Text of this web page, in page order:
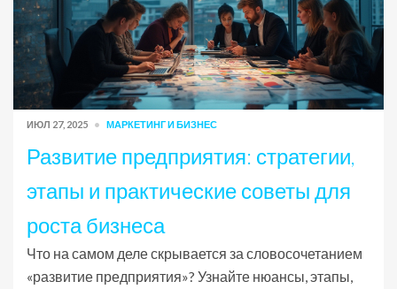
ИЮЛ 27, 2025 МАРКЕТИНГ И БИЗНЕС
Развитие предприятия: стратегии,
этапы и практические советы для
роста бизнеса
Что на самом деле скрывается за словосочетанием
«развитие предприятия»? Узнайте нюансы, этапы,